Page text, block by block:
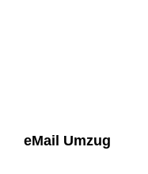
eMail Umzug